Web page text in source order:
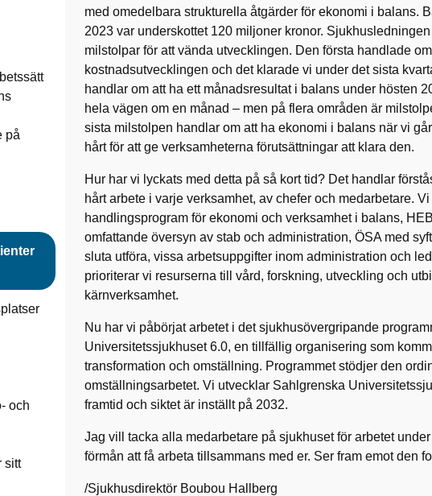
på
och
sitt
med omedelbara strukturella åtgärder för ekonomi i balans.
2023 var underskottet 120 miljoner kronor.
milstolpar för att vända utvecklingen. Den första handlade
kostnadsutvecklingen och det klarade vi under det sista
handlar om att ha ett månadsresultat i balans under hösten
hela vägen om en månad – men på flera områden är
sista milstolpen handlar om att ha ekonomi i balans när vi
hårt för att ge verksamheterna förutsättningar att klara den.
Hur har vi lyckats med detta på så kort tid? Det handlar
hårt arbete i varje verksamhet, av chefer och medarbetare.
handlingsprogram för ekonomi och verksamhet i balans,
omfattande översyn av stab och administration, ÖSA med
sluta utföra, vissa arbetsuppgifter inom administration och
prioriterar vi resurserna till vård, forskning, utveckling och
kärnverksamhet.
Nu har vi påbörjat arbetet i det sjukhusövergripande
Universitetssjukhuset 6.0, en tillfällig organisering som
transformation och omställning. Programmet stödjer den
omställningsarbetet. Vi utvecklar Sahlgrenska
framtid och siktet är inställt på 2032.
Jag vill tacka alla medarbetare på sjukhuset för arbetet
förmån att få arbeta tillsammans med er. Ser fram emot den
/Sjukhusdirektör Boubou Hallberg